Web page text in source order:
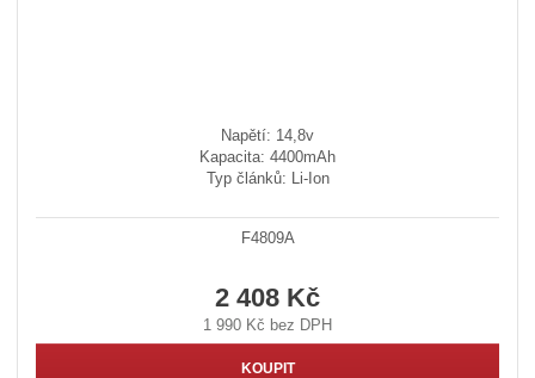
Napětí: 14,8v
Kapacita: 4400mAh
Typ článků: Li-Ion
F4809A
2 408 Kč
1 990 Kč bez DPH
KOUPIT